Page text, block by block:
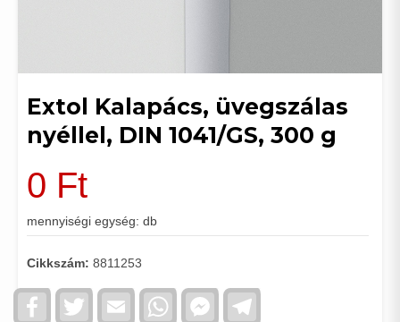
Extol Kalapács, üvegszálas
nyéllel, DIN 1041/GS, 300 g
0 Ft
mennyiségi egység: db
Cikkszám: 8811253
FacebookTwitter Email WhatsAppFacebook
Messenger